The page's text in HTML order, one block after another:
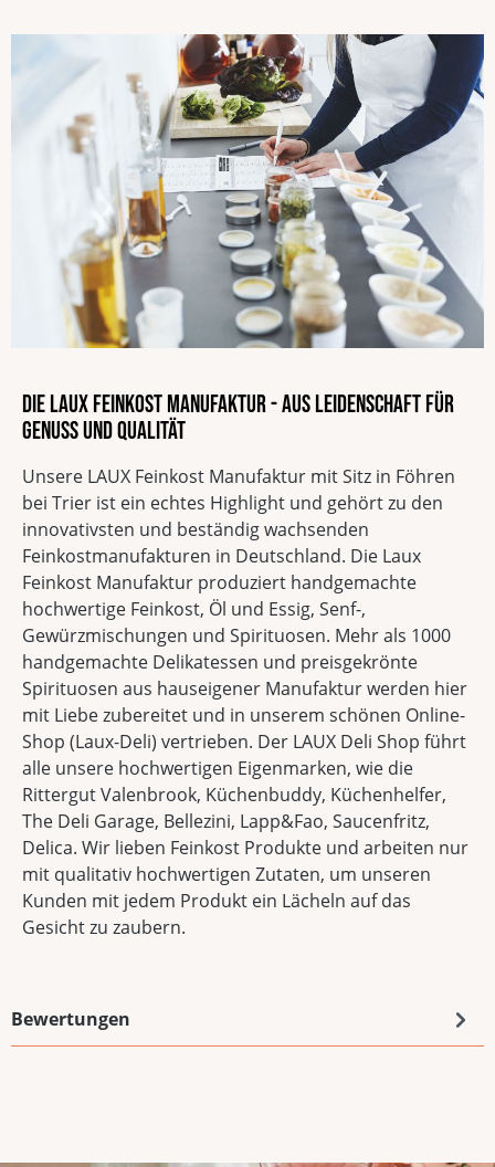
Die LAUX Feinkost Manufaktur - Aus Leidenschaft für
Genuss und Qualität
Unsere LAUX Feinkost Manufaktur mit Sitz in Föhren
bei Trier ist ein echtes Highlight und gehört zu den
innovativsten und beständig wachsenden
Feinkostmanufakturen in Deutschland. Die Laux
Feinkost Manufaktur produziert handgemachte
hochwertige Feinkost, Öl und Essig, Senf-,
Gewürzmischungen und Spirituosen. Mehr als 1000
handgemachte Delikatessen und preisgekrönte
Spirituosen aus hauseigener Manufaktur werden hier
mit Liebe zubereitet und in unserem schönen Online-
Shop (Laux-Deli) vertrieben. Der LAUX Deli Shop führt
alle unsere hochwertigen Eigenmarken, wie die
Rittergut Valenbrook, Küchenbuddy, Küchenhelfer,
The Deli Garage, Bellezini, Lapp&Fao, Saucenfritz,
Delica. Wir lieben Feinkost Produkte und arbeiten nur
mit qualitativ hochwertigen Zutaten, um unseren
Kunden mit jedem Produkt ein Lächeln auf das
Gesicht zu zaubern.
Bewertungen